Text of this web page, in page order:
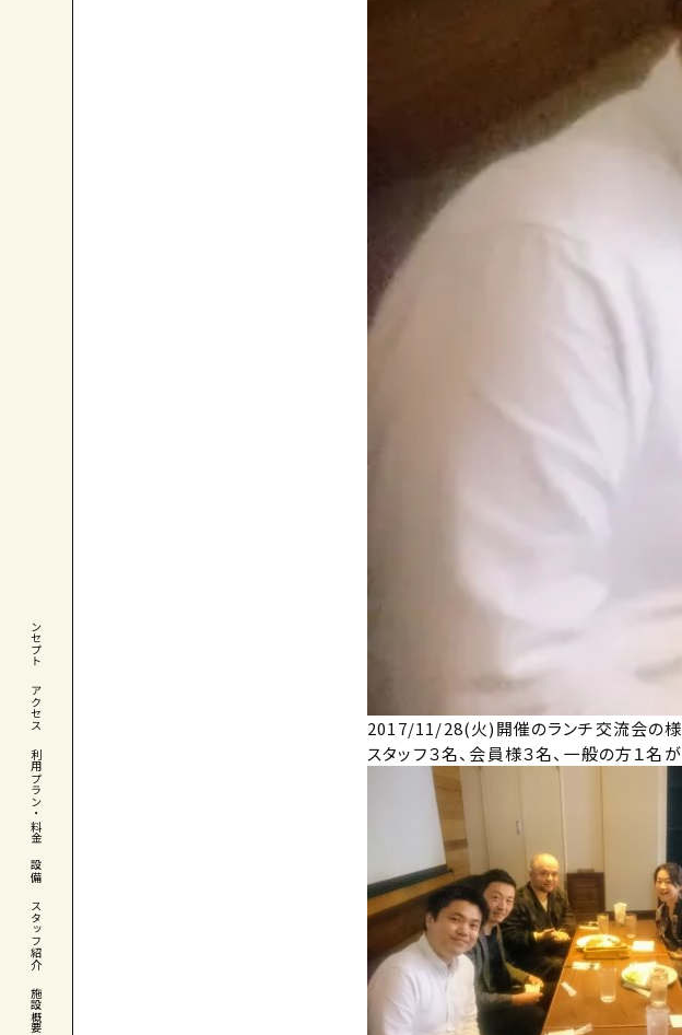
コンセプト
アクセス
利用プラン・料金
設備
スタッフ紹介
施設概要
2017/11/28(火)開催のランチ交流会の
スタッフ３名、会員様３名、一般の方１名